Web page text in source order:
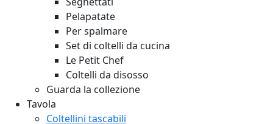
Pelapatate
Per spalmare
Set di coltelli da cucina
Le Petit Chef
Coltelli da disosso
Guarda la collezione
Tavola
Coltellini tascabili